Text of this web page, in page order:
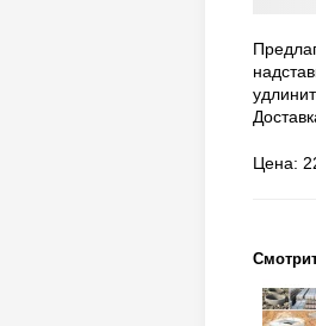
Цена: